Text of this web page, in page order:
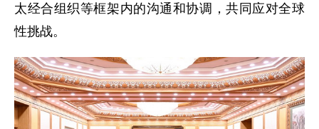
太经合组织等框架内的沟通和协调，共同应对全球
性挑战。